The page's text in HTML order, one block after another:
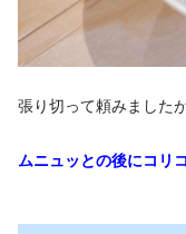
張り切って頼みました
ムニュッとの後にコリ